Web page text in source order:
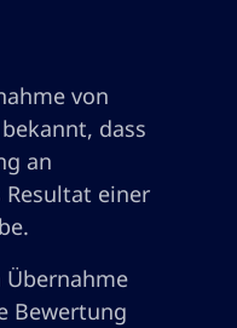
von
dass
an
einer
Bewertung